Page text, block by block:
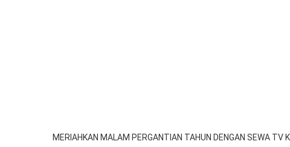
MERIAHKAN MALAM PERGANTIAN TAHUN DENGAN SEWA TV